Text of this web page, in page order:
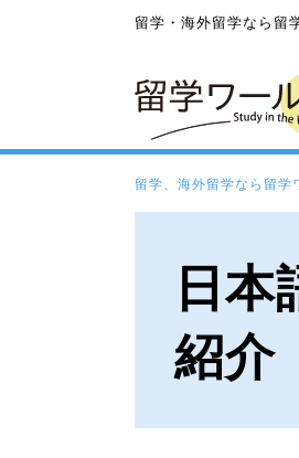
留学・海外留学なら留
留学、海外留学なら留学
日
紹介